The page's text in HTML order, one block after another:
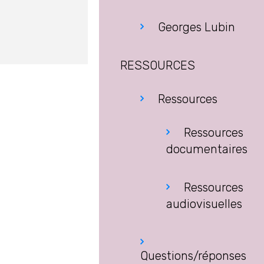
Georges Lubin
RESSOURCES
Ressources
Ressources
documentaires
Ressources
audiovisuelles
Questions/réponses